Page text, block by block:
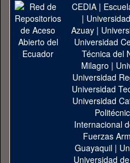
CEDIA|
|
Azuay|
Universidad
Técnica del
Milagro |
Universidad
Universidad
Universidad
Internacional
Fuerzas
Guayaquil|
Universidad